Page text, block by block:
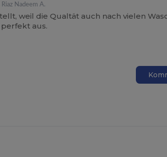
Nadeem A.
weil die Qualtät auch nach vielen
aus.